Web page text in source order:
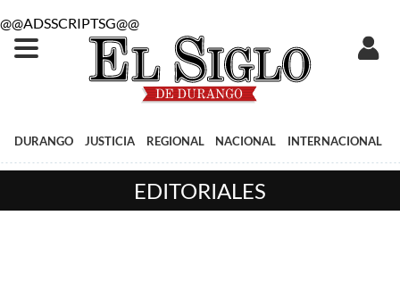
@@ADSSCRIPTSG@@
DURANGO JUSTICIA REGIONAL NACIONAL INTERNACIONAL
EDITORIALES